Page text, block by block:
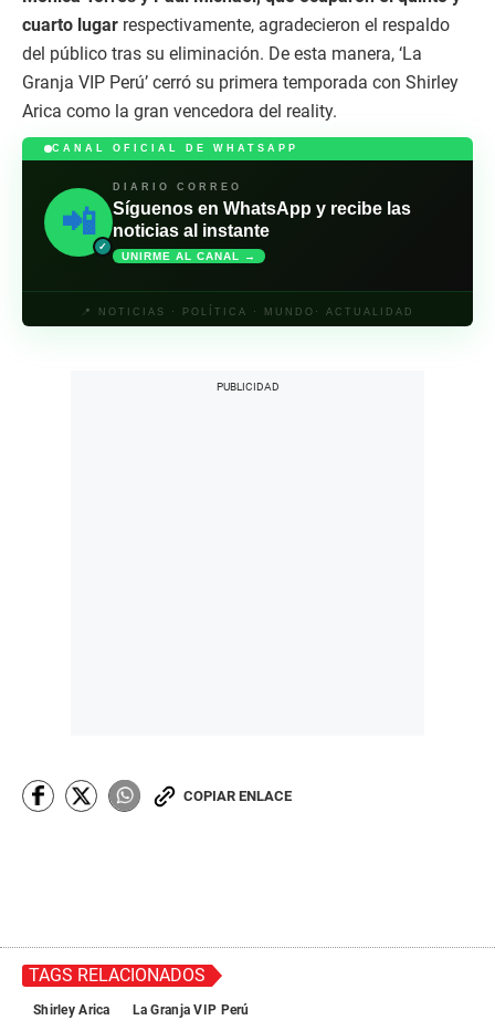
cuarto lugar respectivamente, agradecieron el respaldo
del público tras su eliminación. De esta manera, ‘La
Granja VIP Perú’ cerró su primera temporada con Shirley
Arica como la gran vencedora del reality.
CANAL OFICIAL DE WHATSAPP
📲
✓
DIARIO CORREO
Síguenos en WhatsApp y recibe las
noticias al instante
UNIRME AL CANAL →
📍 NOTICIAS · POLÍTICA · MUNDO· ACTUALIDAD
COPIAR ENLACE
TAGS RELACIONADOS
Shirley Arica La Granja VIP Perú